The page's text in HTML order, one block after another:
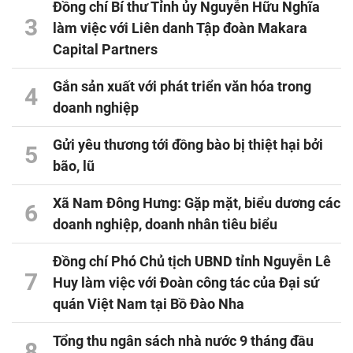
3
Đồng chí Bí thư Tỉnh ủy Nguyễn Hữu Nghĩa
làm việc với Liên danh Tập đoàn Makara
Capital Partners
4
Gắn sản xuất với phát triển văn hóa trong
doanh nghiệp
5
Gửi yêu thương tới đồng bào bị thiệt hại bởi
bão, lũ
6
Xã Nam Đông Hưng: Gặp mặt, biểu dương các
doanh nghiệp, doanh nhân tiêu biểu
7
Đồng chí Phó Chủ tịch UBND tỉnh Nguyễn Lê
Huy làm việc với Đoàn công tác của Đại sứ
quán Việt Nam tại Bồ Đào Nha
Tổng thu ngân sách nhà nước 9 tháng đầu